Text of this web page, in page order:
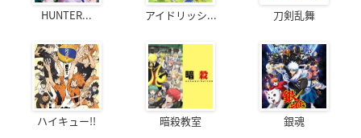
HUNTER... アイドリッシ... 刀剣乱舞
ハイキュー!! 暗殺教室 銀魂